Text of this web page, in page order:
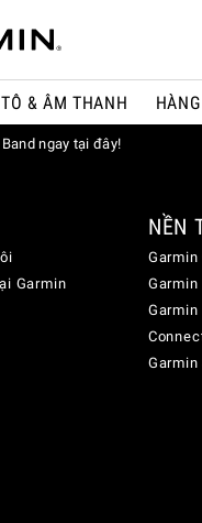
& ÂM THANH
ngay tại đây!
Garmin
NỀN
Garmin
Garmin
Garmin
Garmin